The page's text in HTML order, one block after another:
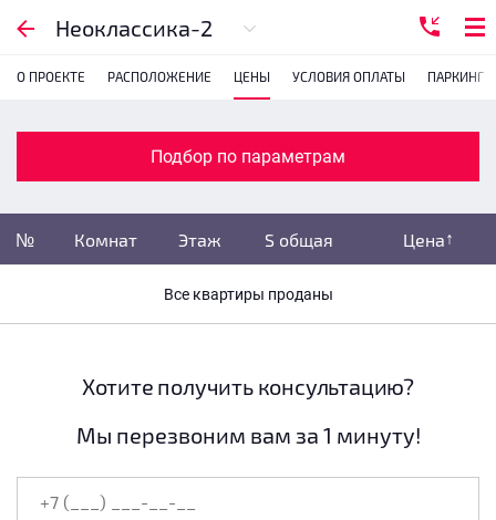
Неоклассика-2
О ПРОЕКТЕ РАСПОЛОЖЕНИЕ ЦЕНЫ УСЛОВИЯ ОПЛАТЫ ПАРКИНГ
Подбор по параметрам
№ Комнат Этаж S общая Цена
Все квартиры проданы
Подбор по параметрам
1
Убрать переуступки
S общая не указана
все этажи
Хотите получить консультацию?
Мы перезвоним вам за 1 минуту!